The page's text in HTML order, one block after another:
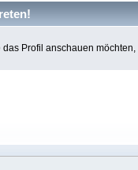
das Profil anschauen